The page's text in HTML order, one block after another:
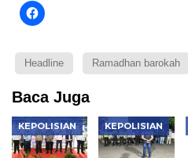
Headline Ramadhan barokah
Baca Juga
KEPOLISIAN KEPOLISIAN